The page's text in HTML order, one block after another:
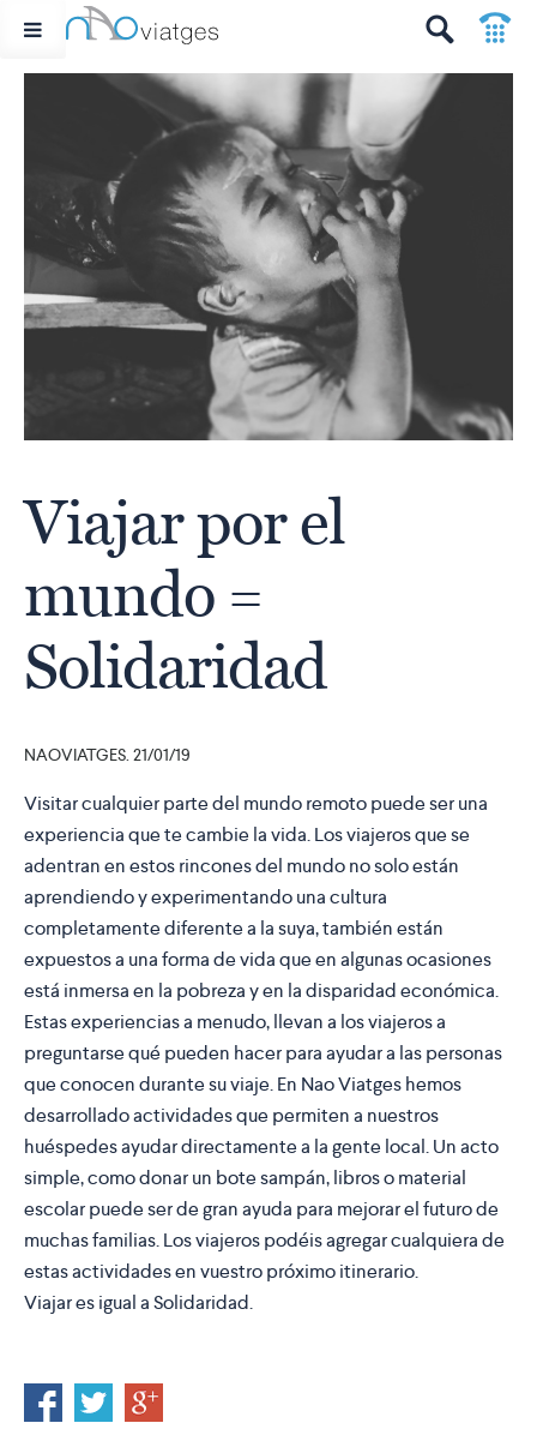
Viajar por el
mundo =
Solidaridad
NAOVIATGES. 21/01/19
Visitar cualquier parte del mundo remoto puede ser una
experiencia que te cambie la vida. Los viajeros que se
adentran en estos rincones del mundo no solo están
aprendiendo y experimentando una cultura
completamente diferente a la suya, también están
expuestos a una forma de vida que en algunas ocasiones
está inmersa en la pobreza y en la disparidad económica.
Estas experiencias a menudo, llevan a los viajeros a
preguntarse qué pueden hacer para ayudar a las personas
que conocen durante su viaje. En Nao Viatges hemos
desarrollado actividades que permiten a nuestros
huéspedes ayudar directamente a la gente local. Un acto
simple, como donar un bote sampán, libros o material
escolar puede ser de gran ayuda para mejorar el futuro de
muchas familias. Los viajeros podéis agregar cualquiera de
estas actividades en vuestro próximo itinerario.
Viajar es igual a Solidaridad.
t
p